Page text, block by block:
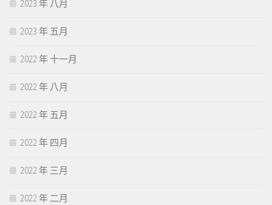
2023 年 八月
2023 年 五月
2022 年 十一月
2022 年 八月
2022 年 五月
2022 年 四月
2022 年 三月
2022 年 二月